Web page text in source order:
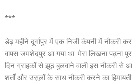
***
डेढ़ महीने दूर्गापुर में एक निजी कंपनी में नौकरी
वापस जमशेदपुर आ गया था. मेरा लिखना पढ़ना
दिन ग्राहकों से झूठ बुलवाने वाली इस नौकरी
शर्तों और उसूलों के साथ नौकरी करने का